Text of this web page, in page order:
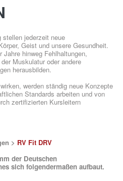
stellen jederzeit neue
Geist und unsere Gesundheit.
hinweg Fehlhaltungen,
Muskulatur oder andere
herausbilden.
werden ständig neue Konzepte
Standards arbeiten und von
zertifizierten Kursleitern
> RV Fit DRV
der Deutschen
sich folgendermaßen aufbaut.